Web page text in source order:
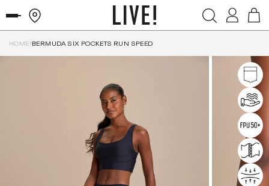
HOME BERMUDA SIX POCKETS RUN SPEED